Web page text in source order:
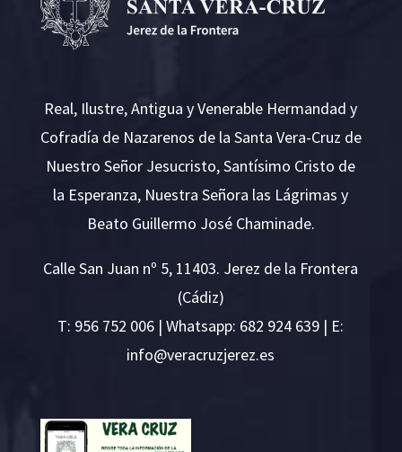
Real, Ilustre, Antigua y Venerable Hermandad y
Cofradía de Nazarenos de la Santa Vera-Cruz de
Nuestro Señor Jesucristo, Santísimo Cristo de
la Esperanza, Nuestra Señora las Lágrimas y
Beato Guillermo José Chaminade.
Calle San Juan nº 5, 11403. Jerez de la Frontera
(Cádiz)
T: 956 752 006 | Whatsapp: 682 924 639 | E:
se.ze
rejzu
rcare
v@ofn
i